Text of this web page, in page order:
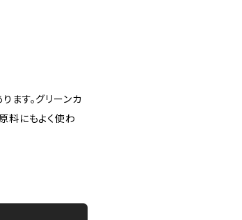
ます。グリーンカ
料にもよく使わ